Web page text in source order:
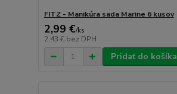
FITZ - Manikúra sada Marine 6 kusov
2,99 €/ks
2,43 € bez DPH
Pridať do košíka